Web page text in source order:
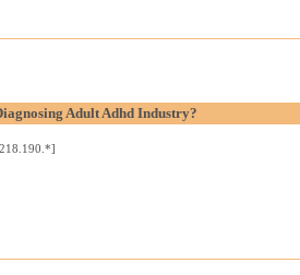
Adult Adhd Industry?